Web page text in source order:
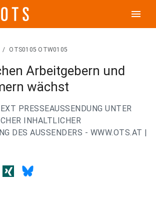
menu
/ OTS0105 OTW0105
Arbeitgebern und
wächst
PRESSEAUSSENDUNG UNTER
INHALTLICHER
DES AUSSENDERS - WWW.OTS.AT |